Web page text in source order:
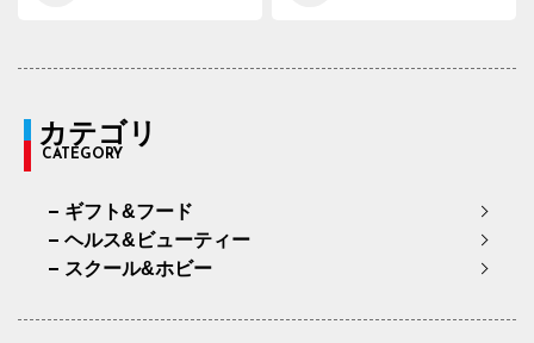
カテゴリ
CATEGORY
ギフト&フード
ヘルス&ビューティー
スクール&ホビー